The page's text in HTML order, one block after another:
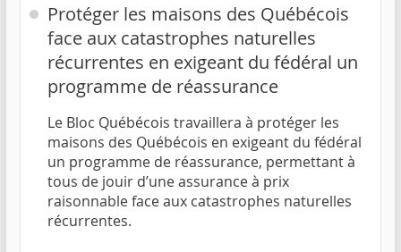
Protéger les maisons des Québécois
face aux catastrophes naturelles
récurrentes en exigeant du fédéral un
programme de réassurance
Le Bloc Québécois travaillera à protéger les
maisons des Québécois en exigeant du fédéral
un programme de réassurance, permettant à
tous de jouir d’une assurance à prix
raisonnable face aux catastrophes naturelles
récurrentes.